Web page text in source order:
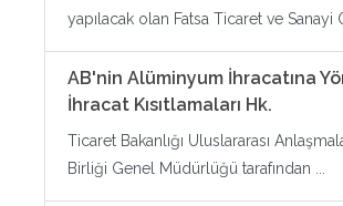
yapılacak olan Fatsa Ticaret ve Sanayi
AB'nin Alüminyum İhracatına
İhracat Kısıtlamaları Hk.
Ticaret Bakanlığı Uluslararası
Birliği Genel Müdürlüğü tarafından ...